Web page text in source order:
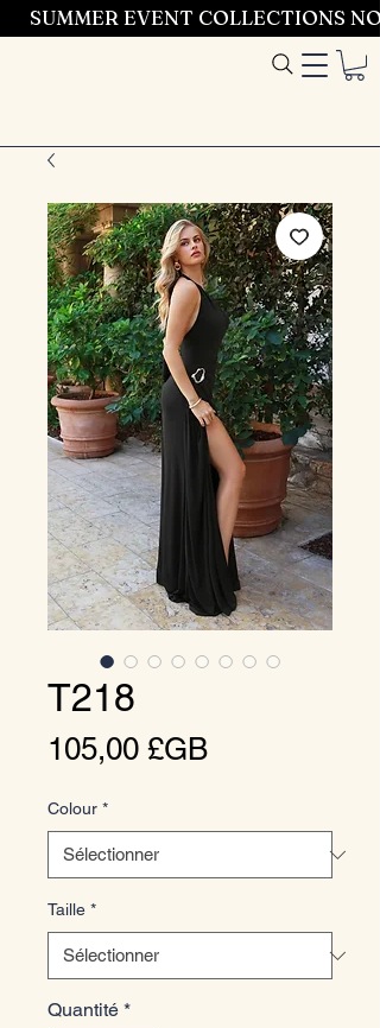
SUMMER EVENT COLLECTIONS
T218
105,00 £GBPrix
Colour *
Taille *
Quantité *